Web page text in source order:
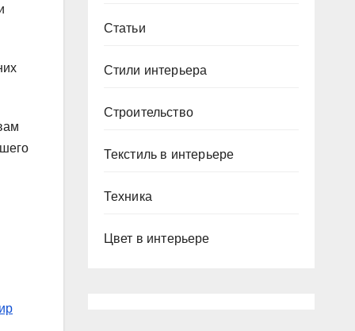
Статьи
Стили интерьера
Строительство
Текстиль в интерьере
Техника
Цвет в интерьере